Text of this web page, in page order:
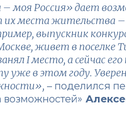
– моя Россия» дает
места жительства –
выпускник
живет в
I место, а сейчас
уже в этом году.
– поделился